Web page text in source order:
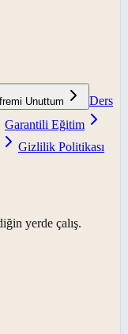
Unuttum
Ders
Garantili Eğitim
Gizlilik Politikası
yerde çalış.